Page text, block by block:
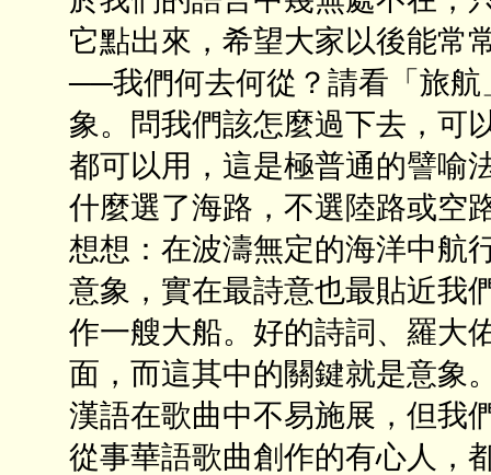
它點出來，希望大家以後能
──我們何去何從？請看「旅
象。問我們該怎麼過下去，可
都可以用，這是極普通的譬喻
什麼選了海路，不選陸路或空
想想：在波濤無定的海洋中航
意象，實在最詩意也最貼近我
作一艘大船。好的詩詞、羅大
面，而這其中的關鍵就是意象
漢語在歌曲中不易施展，但我
從事華語歌曲創作的有心人，